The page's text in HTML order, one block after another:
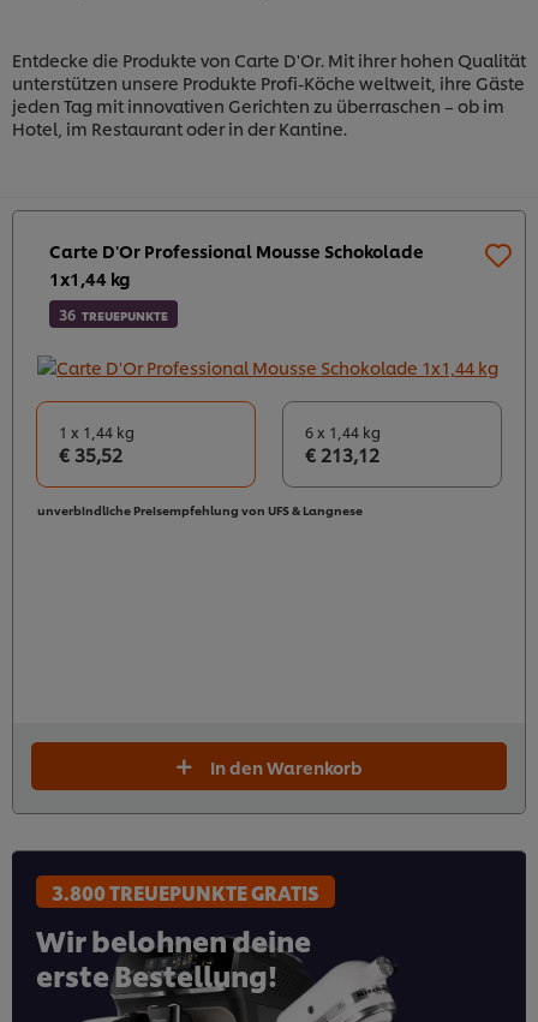
Entdecke die Produkte von Carte D'Or. Mit ihrer hohen Qualität
unterstützen unsere Produkte Profi-Köche weltweit, ihre Gäste
jeden Tag mit innovativen Gerichten zu überraschen – ob im
Hotel, im Restaurant oder in der Kantine.
Carte D'Or Professional Mousse Schokolade
1x1,44 kg
36 TREUEPUNKTE
1 x 1,44 kg
€ 35,52
6 x 1,44 kg
€ 213,12
unverbindliche Preisempfehlung von UFS & Langnese
In den Warenkorb
3.800 TREUEPUNKTE GRATIS
Wir belohnen deine
erste Bestellung!